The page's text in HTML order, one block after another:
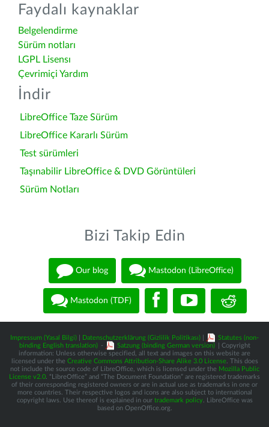
Faydalı kaynaklar
Belgelendirme
Sürüm notları
LGPL Lisensı
Çevrimiçi Yardım
İndir
LibreOffice Taze Sürüm
LibreOffice Kararlı Sürüm
Test sürümleri
Taşınabilir LibreOffice & DVD Görüntüleri
Sürüm Notları
Bizi Takip Edin
Our blog Mastodon (LibreOffice)
Mastodon (TDF)
Impressum (Yasal Bilgi) Datenschutzerklärung (Gizlilik Politikası)
Statutes (non-
binding English translation) - Satzung (binding German version)
| Copyright
information: Unless otherwise specified, all text and images on this website are
licensed under the Creative Commons Attribution-Share Alike 3.0 License. This does
not include the source code of LibreOffice, which is licensed under the Mozilla Public
License v2.0 . “LibreOffice” and “The Document Foundation” are registered trademarks
of their corresponding registered owners or are in actual use as trademarks in one or
more countries. Their respective logos and icons are also subject to international
copyright laws. Use thereof is explained in our trademark policy. LibreOffice was
based on OpenOffice.org.